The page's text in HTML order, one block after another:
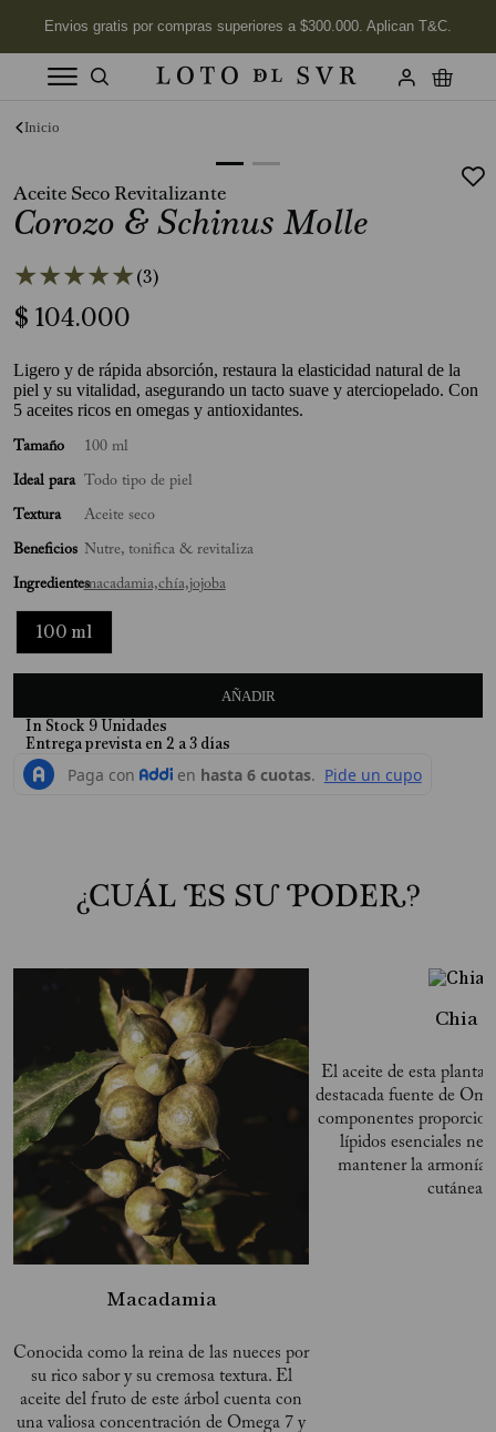
Aceite Seco Revitalizante
Corozo & Schinus Molle
★★★★★ (3)
$ 104.000
Ligero y de rápida absorción, restaura la elasticidad natural de la
piel y su vitalidad, asegurando un tacto suave y aterciopelado. Con
5 aceites ricos en omegas y antioxidantes.
Tamaño 100 ml
Ideal para Todo tipo de piel
Textura Aceite seco
Beneficios Nutre, tonifica & revitaliza
Ingredientesmacadamia,chía,jojoba
100 ml
AÑADIR
In Stock 9Unidades
¿CUÁL ES SU PODER?
Macadamia
Conocida como la reina de las nueces por
su rico sabor y su cremosa textura. El
aceite del fruto de este árbol cuenta con
una valiosa concentración de Omega 7 y
Chia
El aceite de esta planta
destacada fuente de
componentes
lípidos esenciales
mantener la armonía
cutánea.
Términos más buscados
2.
4. Velas
5 Aceite
6. Kits
7. Jabón Cuerpo
8. Desodorante
9. Tonka
10. Mimosa